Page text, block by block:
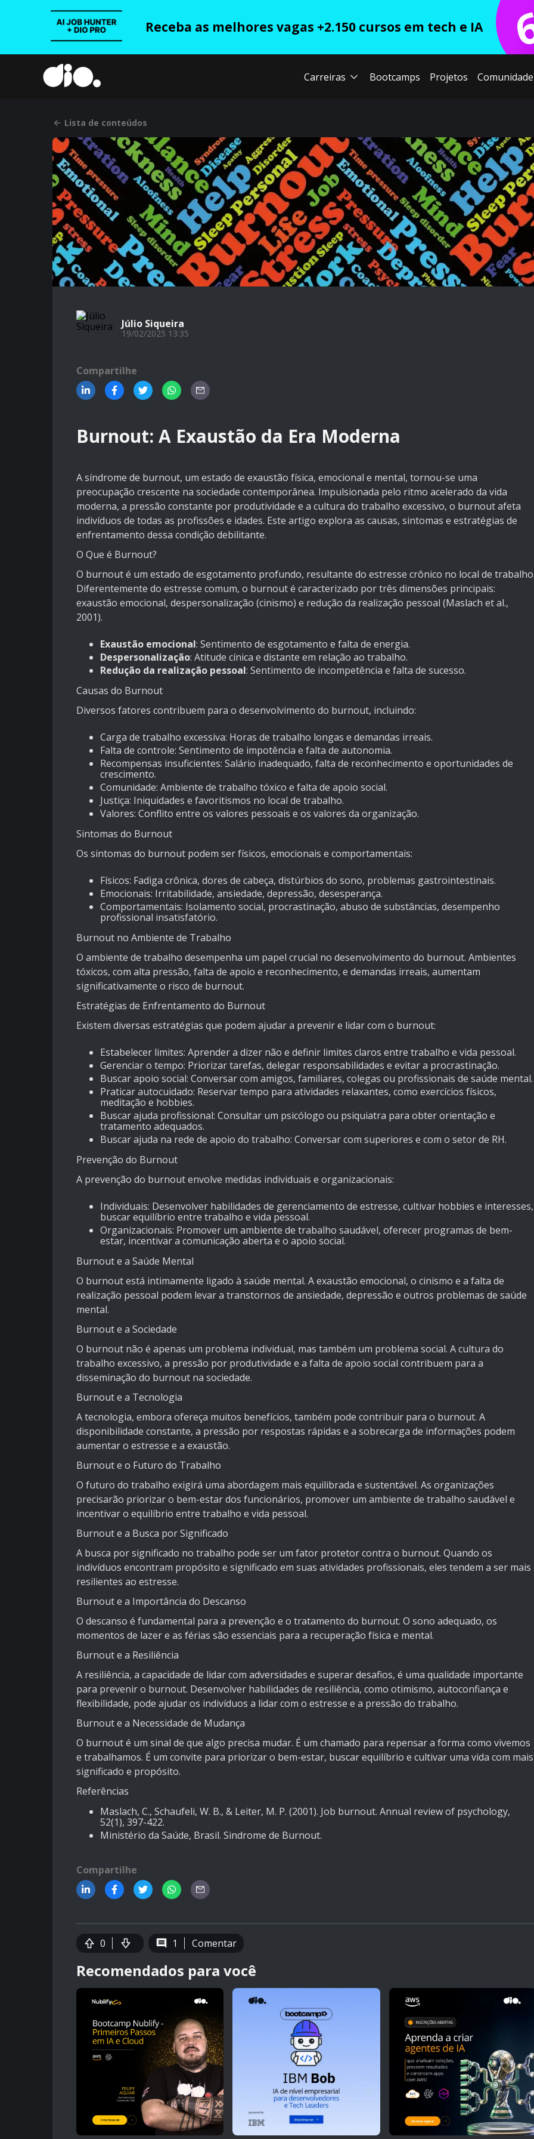
Receba as melhores vagas +2.150 cursos em tech e IA
Carreiras Bootcamps Projetos Comunidade
Lista de conteúdos
Júlio Siqueira
19/02/2025 13:35
Compartilhe
Burnout: A Exaustão da Era Moderna
A síndrome de burnout, um estado de exaustão física, emocional e mental, tornou-se uma
preocupação crescente na sociedade contemporânea. Impulsionada pelo ritmo acelerado da vida
moderna, a pressão constante por produtividade e a cultura do trabalho excessivo, o burnout afeta
indivíduos de todas as profissões e idades. Este artigo explora as causas, sintomas e estratégias de
enfrentamento dessa condição debilitante.
O Que é Burnout?
O burnout é um estado de esgotamento profundo, resultante do estresse crônico no local de
Diferentemente do estresse comum, o burnout é caracterizado por três dimensões principais:
exaustão emocional, despersonalização (cinismo) e redução da realização pessoal (Maslach et al.,
2001).
Exaustão emocional: Sentimento de esgotamento e falta de energia.
Despersonalização: Atitude cínica e distante em relação ao trabalho.
Redução da realização pessoal: Sentimento de incompetência e falta de sucesso.
Causas do Burnout
Diversos fatores contribuem para o desenvolvimento do burnout, incluindo:
Carga de trabalho excessiva: Horas de trabalho longas e demandas irreais.
Falta de controle: Sentimento de impotência e falta de autonomia.
Recompensas insuficientes: Salário inadequado, falta de reconhecimento e oportunidades de
crescimento.
Comunidade: Ambiente de trabalho tóxico e falta de apoio social.
Justiça: Iniquidades e favoritismos no local de trabalho.
Valores: Conflito entre os valores pessoais e os valores da organização.
Sintomas do Burnout
Os sintomas do burnout podem ser físicos, emocionais e comportamentais:
Físicos: Fadiga crônica, dores de cabeça, distúrbios do sono, problemas gastrointestinais.
Emocionais: Irritabilidade, ansiedade, depressão, desesperança.
Comportamentais: Isolamento social, procrastinação, abuso de substâncias, desempenho
profissional insatisfatório.
Burnout no Ambiente de Trabalho
O ambiente de trabalho desempenha um papel crucial no desenvolvimento do burnout. Ambientes
tóxicos, com alta pressão, falta de apoio e reconhecimento, e demandas irreais, aumentam
significativamente o risco de burnout.
Estratégias de Enfrentamento do Burnout
Existem diversas estratégias que podem ajudar a prevenir e lidar com o burnout:
Estabelecer limites: Aprender a dizer não e definir limites claros entre trabalho e vida pessoal.
Gerenciar o tempo: Priorizar tarefas, delegar responsabilidades e evitar a procrastinação.
Buscar apoio social: Conversar com amigos, familiares, colegas ou profissionais de saúde mental.
Praticar autocuidado: Reservar tempo para atividades relaxantes, como exercícios físicos,
meditação e hobbies.
Buscar ajuda profissional: Consultar um psicólogo ou psiquiatra para obter orientação e
tratamento adequados.
Buscar ajuda na rede de apoio do trabalho: Conversar com superiores e com o setor de RH.
Prevenção do Burnout
A prevenção do burnout envolve medidas individuais e organizacionais:
Individuais: Desenvolver habilidades de gerenciamento de estresse, cultivar hobbies e interesses,
buscar equilíbrio entre trabalho e vida pessoal.
Organizacionais: Promover um ambiente de trabalho saudável, oferecer programas de bem-
estar, incentivar a comunicação aberta e o apoio social.
Burnout e a Saúde Mental
O burnout está intimamente ligado à saúde mental. A exaustão emocional, o cinismo e a falta de
realização pessoal podem levar a transtornos de ansiedade, depressão e outros problemas de saúde
mental.
Burnout e a Sociedade
O burnout não é apenas um problema individual, mas também um problema social. A cultura do
trabalho excessivo, a pressão por produtividade e a falta de apoio social contribuem para a
disseminação do burnout na sociedade.
Burnout e a Tecnologia
A tecnologia, embora ofereça muitos benefícios, também pode contribuir para o burnout. A
disponibilidade constante, a pressão por respostas rápidas e a sobrecarga de informações podem
aumentar o estresse e a exaustão.
Burnout e o Futuro do Trabalho
O futuro do trabalho exigirá uma abordagem mais equilibrada e sustentável. As organizações
precisarão priorizar o bem-estar dos funcionários, promover um ambiente de trabalho saudável e
incentivar o equilíbrio entre trabalho e vida pessoal.
Burnout e a Busca por Significado
A busca por significado no trabalho pode ser um fator protetor contra o burnout. Quando os
indivíduos encontram propósito e significado em suas atividades profissionais, eles tendem a ser mais
resilientes ao estresse.
Burnout e a Importância do Descanso
O descanso é fundamental para a prevenção e o tratamento do burnout. O sono adequado, os
momentos de lazer e as férias são essenciais para a recuperação física e mental.
Burnout e a Resiliência
A resiliência, a capacidade de lidar com adversidades e superar desafios, é uma qualidade importante
para prevenir o burnout. Desenvolver habilidades de resiliência, como otimismo, autoconfiança e
flexibilidade, pode ajudar os indivíduos a lidar com o estresse e a pressão do trabalho.
Burnout e a Necessidade de Mudança
O burnout é um sinal de que algo precisa mudar. É um chamado para repensar a forma como vivemos
e trabalhamos. É um convite para priorizar o bem-estar, buscar equilíbrio e cultivar uma vida com mais
significado e propósito.
Referências
Maslach, C., Schaufeli, W. B., & Leiter, M. P. (2001). Job burnout. Annual review of psychology,
52(1), 397-422.
Ministério da Saúde, Brasil. Sindrome de Burnout.
Compartilhe
0 1 Comentar
Recomendados para você